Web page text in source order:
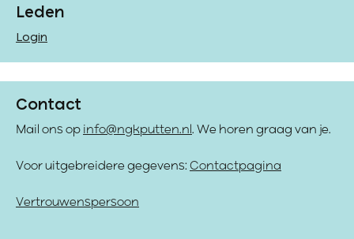
Leden
Login
Contact
Mail ons op info@ngkputten.nl . We horen graag van je.
Voor uitgebreidere gegevens: Contactpagina
Vertrouwenspersoon